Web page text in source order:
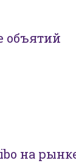
объятий
на